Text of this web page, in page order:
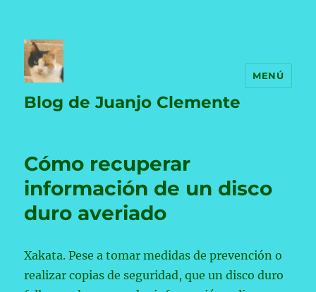
Blog de Juanjo Clemente
MENÚ
Cómo recuperar
información de un disco
duro averiado
Xakata. Pese a tomar medidas de prevención o
realizar copias de seguridad, que un disco duro